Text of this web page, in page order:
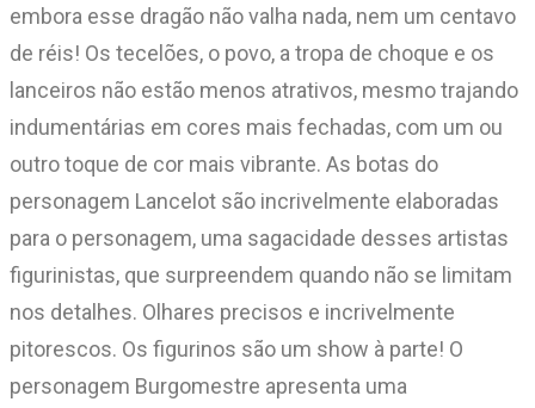
embora esse dragão não valha nada, nem um centavo
de réis! Os tecelões, o povo, a tropa de choque e os
lanceiros não estão menos atrativos, mesmo trajando
indumentárias em cores mais fechadas, com um ou
outro toque de cor mais vibrante. As botas do
personagem Lancelot são incrivelmente elaboradas
para o personagem, uma sagacidade desses artistas
figurinistas, que surpreendem quando não se limitam
nos detalhes. Olhares precisos e incrivelmente
pitorescos. Os figurinos são um show à parte! O
personagem Burgomestre apresenta uma